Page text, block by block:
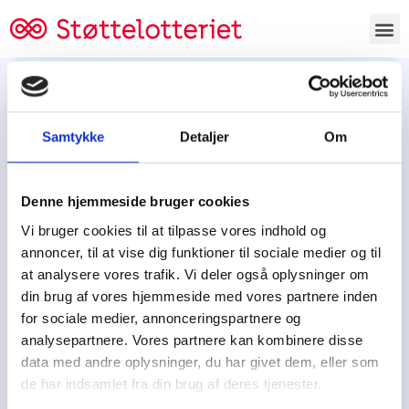
Samtykke Detaljer Om
Denne hjemmeside bruger cookies
Vi bruger cookies til at tilpasse vores indhold og
annoncer, til at vise dig funktioner til sociale medier og til
at analysere vores trafik. Vi deler også oplysninger om
din brug af vores hjemmeside med vores partnere inden
for sociale medier, annonceringspartnere og
analysepartnere. Vores partnere kan kombinere disse
data med andre oplysninger, du har givet dem, eller som
de har indsamlet fra din brug af deres tjenester.
Tjen penge og støt
Tjen penge til:
Spejdere/spejdergruppen/FDF’ere, m.fl.
Kontor
Tjenpengeogstoet.dk
Ejby Industrivej 91
DK – 2600 Glostrup
CVR: 19347508